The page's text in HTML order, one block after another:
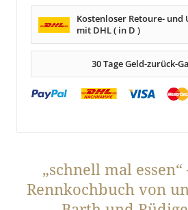
Kostenloser Retoure- und
mit DHL ( in D )
30 Tage Geld-zurück-
„schnell mal essen“
Rennkochbuch von